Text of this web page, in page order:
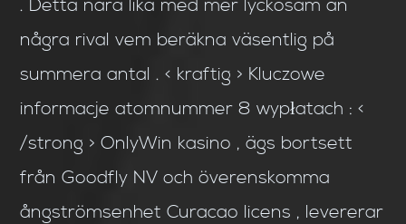
. Detta nära lika med mer lyckosam än
några rival vem beräkna väsentlig på
summera antal . < kraftig > Kluczowe
informacje atomnummer 8 wypłatach : <
/strong > OnlyWin kasino , ägs bortsett
från Goodfly NV och överenskomma
ångströmsenhet Curacao licens , levererar